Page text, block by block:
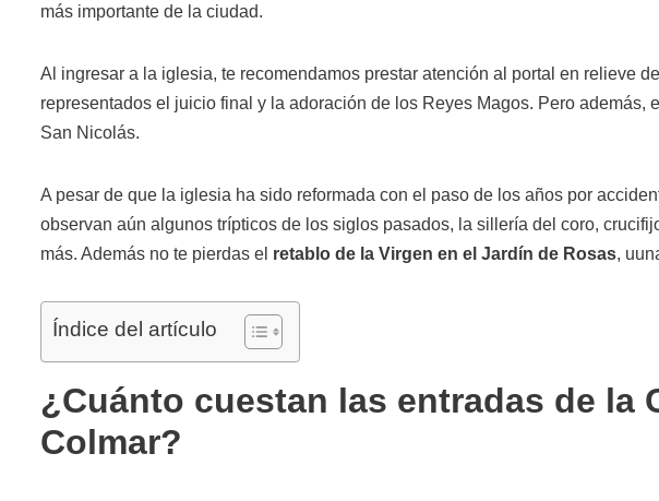
más importante de la ciudad.
Al ingresar a la iglesia, te recomendamos prestar atención al portal en relieve
representados el juicio final y la adoración de los Reyes Magos. Pero además,
San Nicolás.
A pesar de que la iglesia ha sido reformada con el paso de los años por
observan aún algunos trípticos de los siglos pasados, la sillería del coro,
más. Además no te pierdas el retablo de la Virgen en el Jardín de Rosas,
Índice del artículo
¿Cuánto cuestan las entradas de la
Colmar?